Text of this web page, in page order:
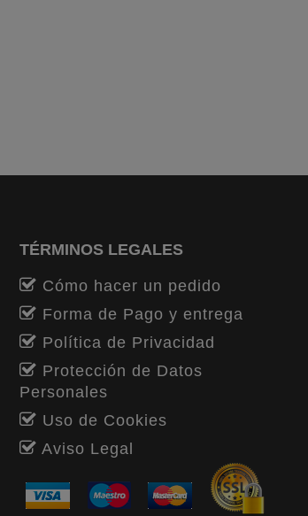
TÉRMINOS LEGALES
Cómo hacer un pedido
Forma de Pago y entrega
Política de Privacidad
Protección de Datos
Personales
Uso de Cookies
Aviso Legal